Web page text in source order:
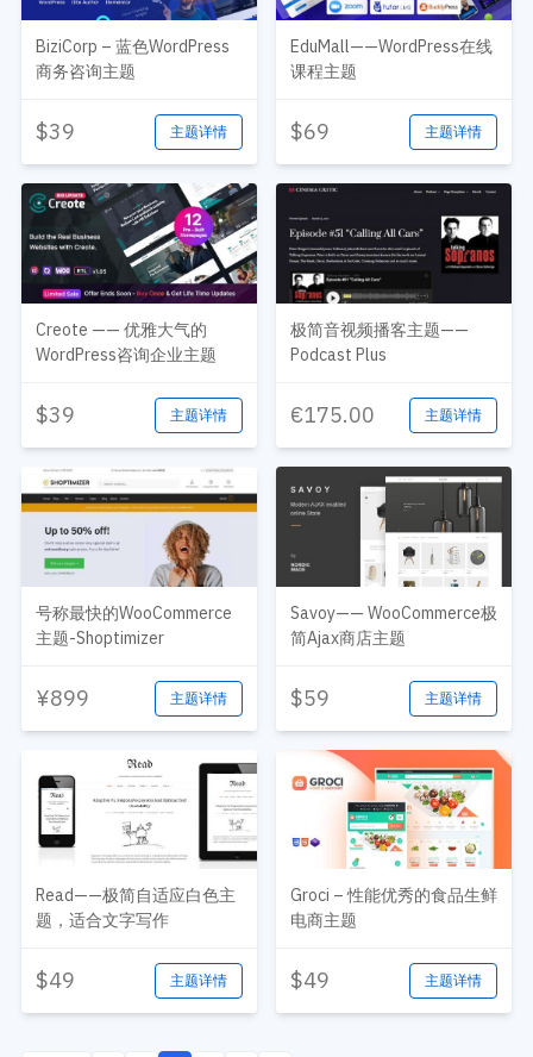
BiziCorp – 蓝色WordPress
商务咨询主题
$39 主题详情
EduMall——WordPress在线
课程主题
$69 主题详情
Creote —— 优雅大气的
WordPress咨询企业主题
$39 主题详情
极简音视频播客主题——
Podcast Plus
€175.00 主题详情
号称最快的WooCommerce
主题-Shoptimizer
¥899 主题详情
Savoy—— WooCommerce极
简Ajax商店主题
$59 主题详情
Read——极简自适应白色主
题，适合文字写作
$49 主题详情
Groci – 性能优秀的食品生鲜
电商主题
$49 主题详情